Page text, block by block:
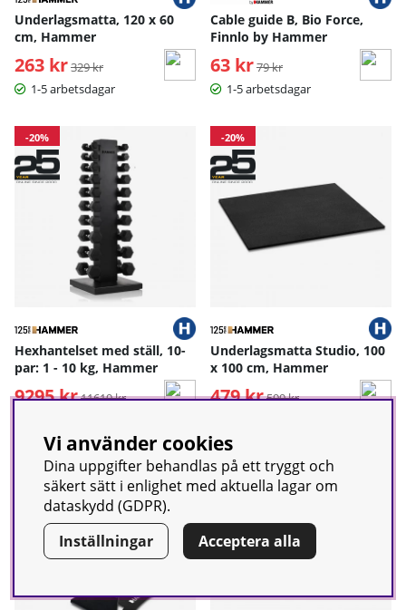
Underlagsmatta, 120 x 60
cm, Hammer
263 kr Ordinarie pris:
329 kr
1-5 arbetsdagar
Cable guide B, Bio Force,
Finnlo by Hammer
63 krOrdinarie pris:
79 kr
1-5 arbetsdagar
-20%
Hexhantelset med ställ, 10-
par: 1 - 10 kg, Hammer
9295 kr Ordinarie pris:
11619 kr
-20%
Underlagsmatta Studio, 100
x 100 cm, Hammer
479 kr Ordinarie pris:
599 kr
-20% -20%
Vi använder cookies
Dina uppgifter behandlas på ett tryggt och
säkert sätt i enlighet med aktuella lagar om
dataskydd (GDPR).
Inställningar
Acceptera alla